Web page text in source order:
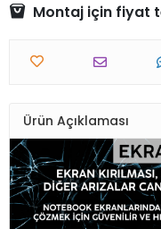
Montaj için fiyat
Ürün Açıklaması